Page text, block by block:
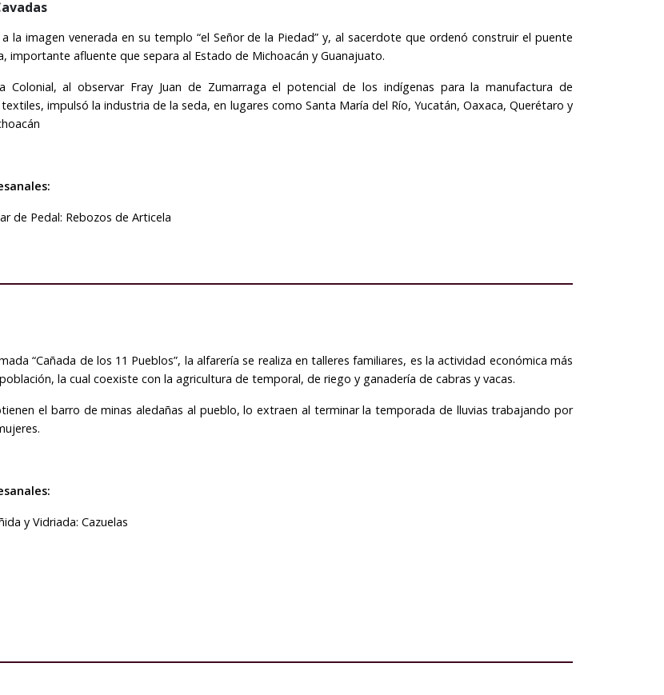
la imagen venerada en su templo “el Señor de la Piedad” y, al sacerdote que ordenó construir el puente
importante afluente que separa al Estado de Michoacán y Guanajuato.
Colonial, al observar Fray Juan de Zumarraga el potencial de los indígenas para la manufactura de
impulsó la industria de la seda, en lugares como Santa María del Río, Yucatán, Oaxaca, Querétaro y
de Pedal: Rebozos de Articela
“Cañada de los 11 Pueblos”, la alfarería se realiza en talleres familiares, es la actividad económica más
la cual coexiste con la agricultura de temporal, de riego y ganadería de cabras y vacas.
el barro de minas aledañas al pueblo, lo extraen al terminar la temporada de lluvias trabajando por
y Vidriada: Cazuelas